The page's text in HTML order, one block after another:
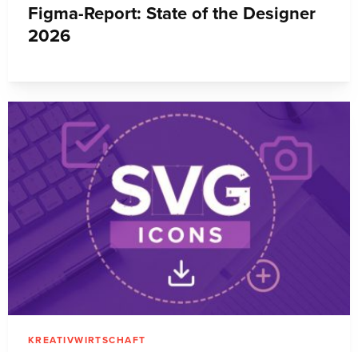
Figma-Report: State of the Designer
2026
KREATIVWIRTSCHAFT